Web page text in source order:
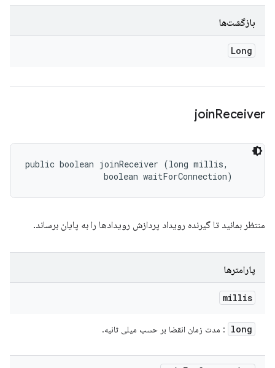
بازگشت‌ها
Long
joinReceiver
public boolean joinReceiver (long millis,
                boolean waitForConnection)
منتظر بمانید تا گیرنده رویداد پردازش رویدادها را به پایان برساند.
پارامترها
millis
long : مدت زمان انقضا بر حسب میلی ثانیه.